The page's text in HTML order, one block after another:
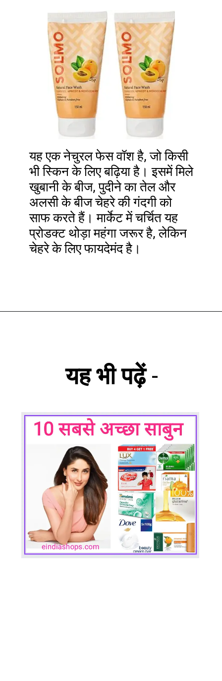
यह एक नेचुरल फेस वॉश है, जो किसी
भी स्किन के लिए बढ़िया है। इसमें मिले
खुबानी के बीज, पुदीने का तेल और
अलसी के बीज चेहरे की गंदगी को
साफ करते हैं। मार्केट में चर्चित यह
प्रोडक्ट थोड़ा महंगा जरूर है, लेकिन
चेहरे के लिए फायदेमंद है।
यह भी पढ़ें-